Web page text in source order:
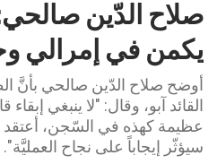
صلاح الدّين
يكمن في إمرالي
أوضح صلاح الدّين صالحي بأنَّ
القائد آبو، وقال: "لا ينبغي
عظيمة كهذه في السّجن،
سيؤثّر إيجاباً على نجاح العمليَّة".